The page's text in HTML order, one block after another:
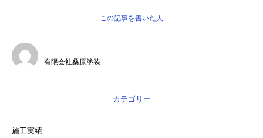
この記事を書いた人
有限会社桑原塗装
カテゴリー
施工実績